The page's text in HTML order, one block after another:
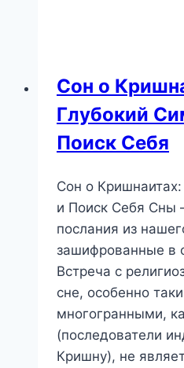
и
Сон о
Глубокий
Поиск Себя
Сон о
и Поиск Себя Сны
послания из
зашифрованные в
Встреча с
сне, особенно
многогранными,
(последователи
Кришну), не